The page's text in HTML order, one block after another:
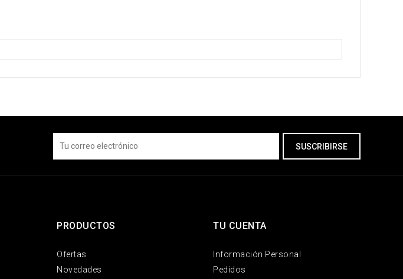
TU CUENTA
Información Personal
Pedidos
PRODUCTOS
Ofertas
Novedades